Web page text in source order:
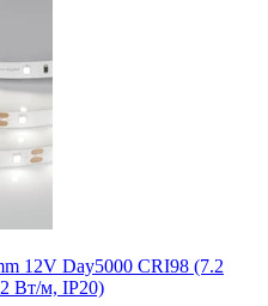
12V Day5000 CRI98 (7.2
Вт/м, IP20)